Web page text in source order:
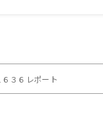
３６レポート